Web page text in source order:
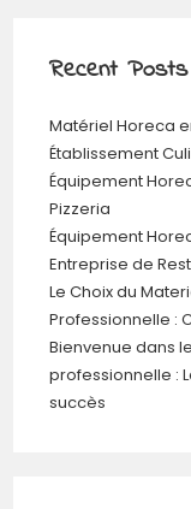
Recent Posts
Matériel Horeca
Établissement
Équipement
Pizzeria
Équipement
Entreprise de
Le Choix du
Professionnelle :
Bienvenue dans
professionnelle :
succès